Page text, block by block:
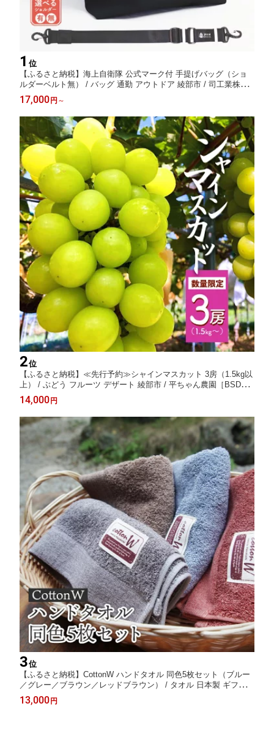
1 位
【ふるさと納税】海上自衛隊 公式マーク付 手提げバッグ（ショ
ルダーベルト無） / バッグ 通勤 アウトドア 綾部市 / 司工業株式
会社［BSCY003］
17,000円 ～
2位
【ふるさと納税】≪先行予約≫シャインマスカット 3房（1.5kg以
上） / ぶどう フルーツ デザート 綾部市 / 平ちゃん農園［BSDT00
3］
14,000円
3位
【ふるさと納税】CottonW ハンドタオル 同色5枚セット（ブルー
／グレー／ブラウン／レッドブラウン） / タオル 日本製 ギフト
綾部市 / 綾部紡績株式会社［BSBT007］
13,000円